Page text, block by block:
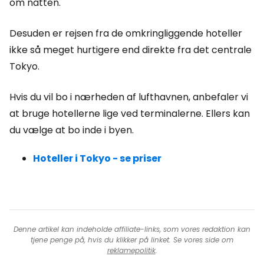
Desuden er rejsen fra de omkringliggende hoteller
ikke så meget hurtigere end direkte fra det centrale
Tokyo.
Hvis du vil bo i nærheden af lufthavnen, anbefaler vi
at bruge hotellerne lige ved terminalerne. Ellers kan
du vælge at bo inde i byen.
Hoteller i Tokyo - se priser
Denne artikel kan indeholde affiliate-links, som vores redaktion kan
tjene penge på, hvis du klikker på linket. Se vores side om
reklamepolitik.